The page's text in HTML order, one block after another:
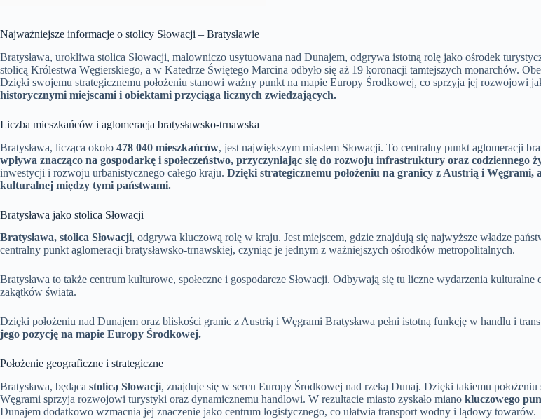
Najważniejsze informacje o stolicy Słowacji – Bratysławie
Bratysława, urokliwa stolica Słowacji, malowniczo usytuowana nad Dunajem, odgrywa istotną rolę jako ośrodek
stolicą Królestwa Węgierskiego, a w Katedrze Świętego Marcina odbyło się aż 19 koronacji tamtejszych monarchów.
Dzięki swojemu strategicznemu położeniu stanowi ważny punkt na mapie Europy Środkowej, co sprzyja jej rozwojowi
historycznymi miejscami i obiektami przyciąga licznych zwiedzających.
Liczba mieszkańców i aglomeracja bratysławsko-trnawska
Bratysława, licząca około 478 040 mieszkańców, jest największym miastem Słowacji. To centralny punkt aglomeracji
wpływa znacząco na gospodarkę i społeczeństwo, przyczyniając się do rozwoju infrastruktury oraz codziennego
inwestycji i rozwoju urbanistycznego całego kraju. Dzięki strategicznemu położeniu na granicy z Austrią i
kulturalnej między tymi państwami.
Bratysława jako stolica Słowacji
Bratysława, stolica Słowacji, odgrywa kluczową rolę w kraju. Jest miejscem, gdzie znajdują się najwyższe władze
centralny punkt aglomeracji bratysławsko-trnawskiej, czyniąc je jednym z ważniejszych ośrodków metropolitalnych.
Bratysława to także centrum kulturowe, społeczne i gospodarcze Słowacji. Odbywają się tu liczne wydarzenia
zakątków świata.
Dzięki położeniu nad Dunajem oraz bliskości granic z Austrią i Węgrami Bratysława pełni istotną funkcję w handlu i
jego pozycję na mapie Europy Środkowej.
Położenie geograficzne i strategiczne
Bratysława, będąca stolicą Słowacji, znajduje się w sercu Europy Środkowej nad rzeką Dunaj. Dzięki takiemu
Węgrami sprzyja rozwojowi turystyki oraz dynamicznemu handlowi. W rezultacie miasto zyskało miano kluczowego
Dunajem dodatkowo wzmacnia jej znaczenie jako centrum logistycznego, co ułatwia transport wodny i lądowy towarów.